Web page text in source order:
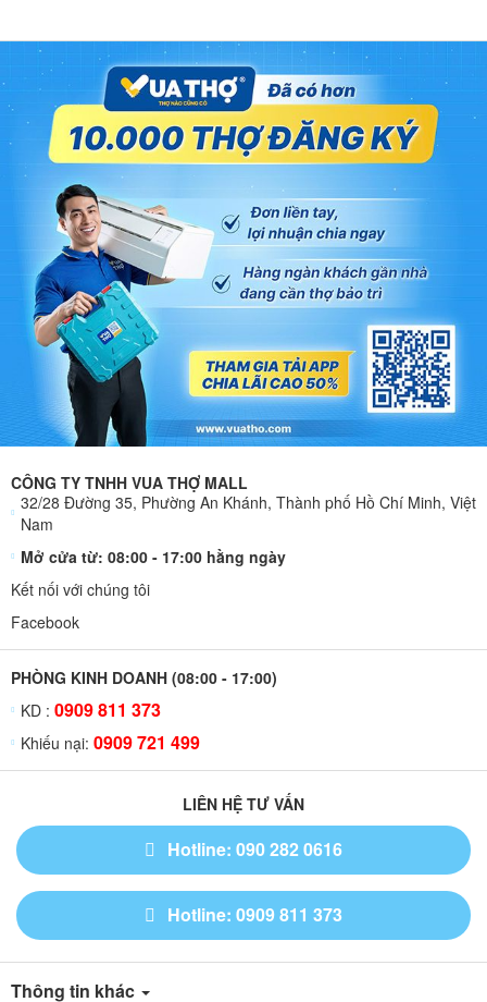
CÔNG TY TNHH VUA THỢ MALL
32/28 Đường 35, Phường An Khánh, Thành phố Hồ Chí Minh, Việt
Nam
Mở cửa từ: 08:00 - 17:00 hằng ngày
Kết nối với chúng tôi
Facebook
PHÒNG KINH DOANH (08:00 - 17:00)
KD : 0909 811 373
Khiếu nại: 0909 721 499
LIÊN HỆ TƯ VẤN
Hotline: 090 282 0616
Hotline: 0909 811 373
Thông tin khác